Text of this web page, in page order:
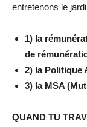
entretenons le
1) la
de
2) la Politique
3) la MSA
QUAND TU